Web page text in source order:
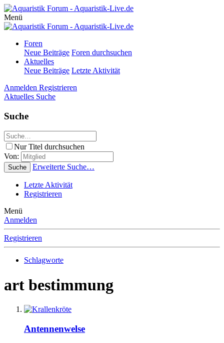
Menü
Foren
Neue Beiträge Foren durchsuchen
Aktuelles
Neue Beiträge Letzte Aktivität
Anmelden Registrieren
Aktuelles Suche
Suche
Nur Titel durchsuchen
Von:
Suche Erweiterte Suche…
Letzte Aktivität
Registrieren
Menü
Anmelden
Registrieren
Schlagworte
art bestimmung
Antennenwelse